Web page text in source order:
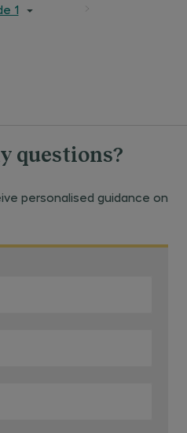
1
questions?
personalised guidance on